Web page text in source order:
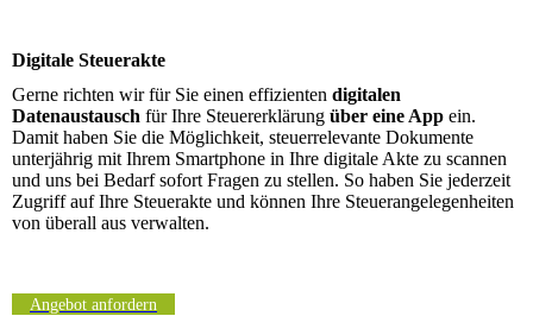
Digitale Steuerakte
Gerne richten wir für Sie einen effizienten digitalen
Datenaustausch für Ihre Steuererklärung über eine App ein.
Damit haben Sie die Möglichkeit, steuerrelevante Dokumente
unterjährig mit Ihrem Smartphone in Ihre digitale Akte zu scannen
und uns bei Bedarf sofort Fragen zu stellen. So haben Sie jederzeit
Zugriff auf Ihre Steuerakte und können Ihre Steuerangelegenheiten
von überall aus verwalten.
Angebot anfordern